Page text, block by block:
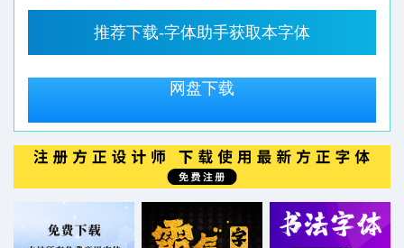
推荐下载-字体助手获取本字体
网盘下载